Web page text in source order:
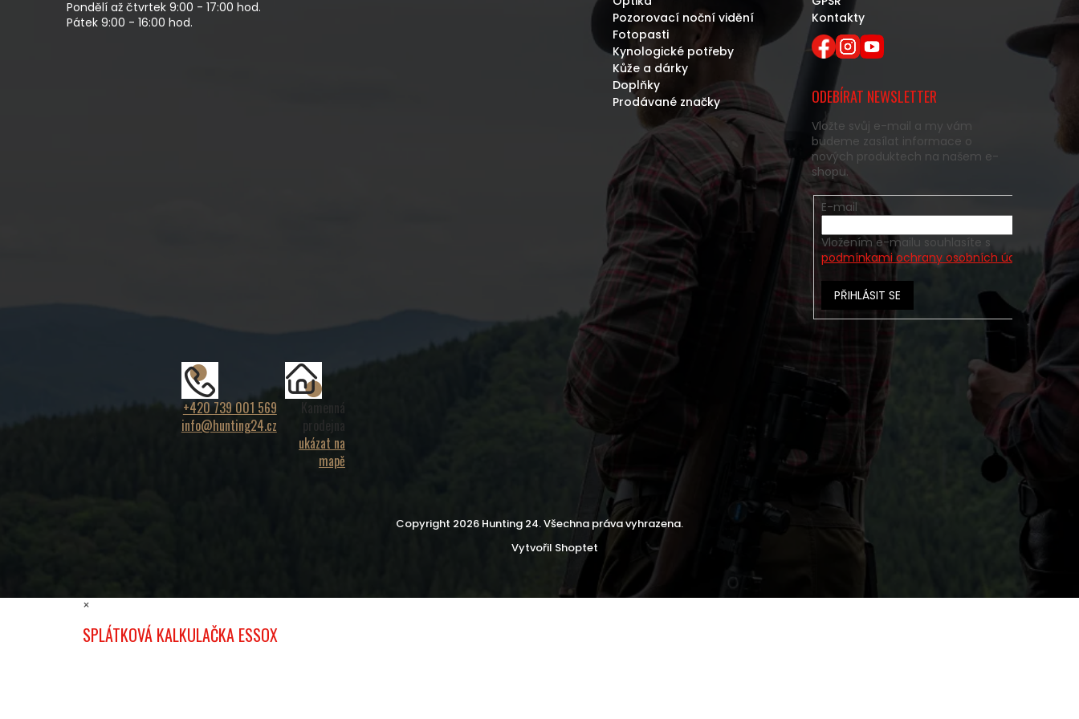
U
Pondělí až čtvrtek 9:00 - 17:00 hod.
Pátek 9:00 - 16:00 hod.
Pozorovací noční vidění
Fotopasti
Kynologické potřeby
Kůže a dárky
Doplňky
Prodávané značky
Kontakty
ODEBÍRAT NEWSLETTER
Vložte svůj e-mail a my vám
budeme zasílat informace o
nových produktech na našem e-
shopu.
E-mail
Vložením e-mailu souhlasíte s
podmínkami ochrany osobních údajů
PŘIHLÁSIT SE
+420 739 001 569
info@hunting24.cz
Kamenná
prodejna
ukázat na
mapě
Vytvořil Shoptet
Copyright 2026 Hunting 24. Všechna práva vyhrazena.
×
SPLÁTKOVÁ KALKULAČKA ESSOX